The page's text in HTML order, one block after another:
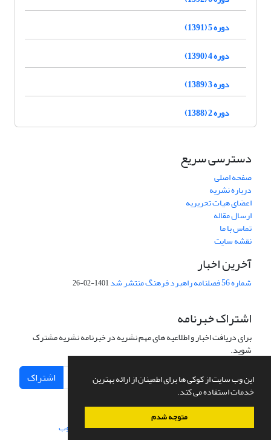
این وب سایت از کوکی ها برای اطمینان از ارائه بهترین
خدمات استفاده می کند.
متوجه شدم
دوره 5 (1391)
دوره 4 (1390)
دوره 3 (1389)
دوره 2 (1388)
دسترسی سریع
صفحه اصلی
درباره نشریه
اعضای هیات تحریریه
ارسال مقاله
تماس با ما
نقشه سایت
آخرین اخبار
شماره 56 فصلنامه راهبرد فرهنگ منتشر شد 1401-02-26
اشتراک خبرنامه
برای دریافت اخبار و اطلاعیه های مهم نشریه در خبرنامه نشریه مشترک
شوید.
اشتراک
سامانه مدیریت نشریات علمی.طراحی و پیاده سازی از سیناوب